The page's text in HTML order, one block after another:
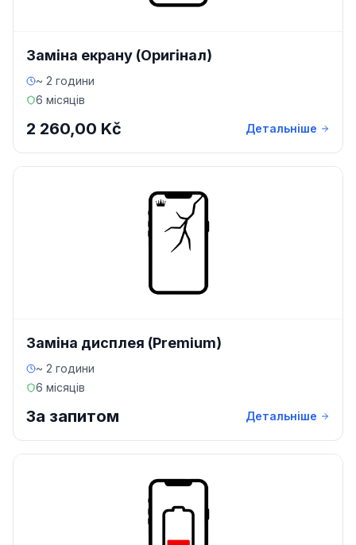
Заміна екрану (Оригінал)
~ 2 години
6 місяців
2 260,00 Kč Детальніше
Заміна дисплея (Premium)
~ 2 години
6 місяців
За запитом Детальніше